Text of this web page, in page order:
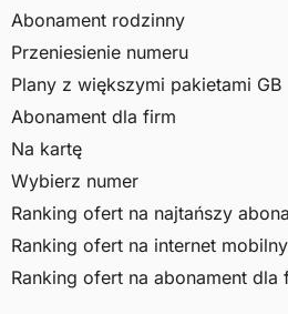
Abonament rodzinny
Przeniesienie numeru
Plany z większymi pakietami GB
Abonament dla firm
Na kartę
Wybierz numer
Ranking ofert na najtańszy
Ranking ofert na internet
Ranking ofert na abonament dla